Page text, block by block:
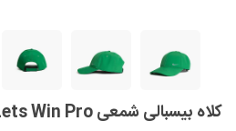
کلاه بیسبالی شمعی Lets Win Pro نایک سبز